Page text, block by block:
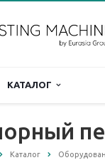
КАТАЛОГ
Каталог